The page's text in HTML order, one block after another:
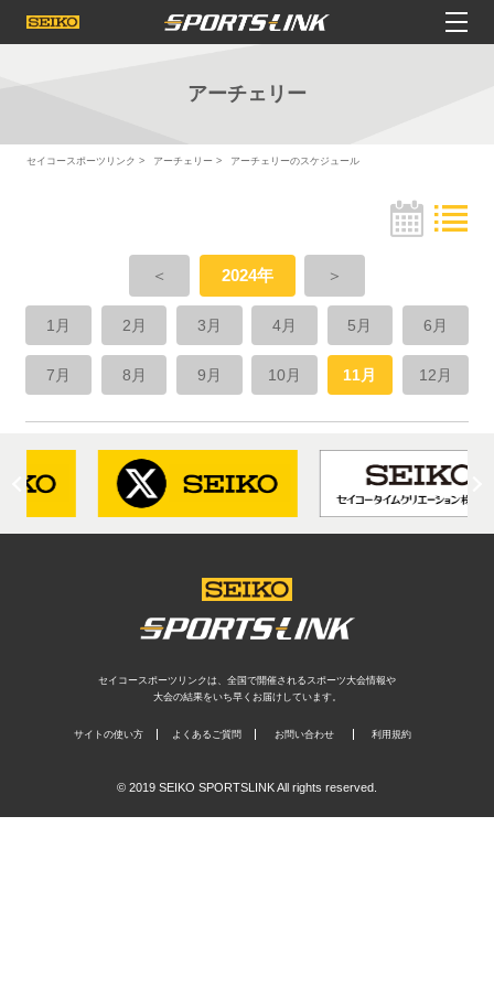
アーチェリー
セイコースポーツリンク アーチェリー アーチェリーのスケジュール
＜ 2024年 ＞
1月 2月 3月 4月 5月 6月
7月 8月 9月 10月 11月 12月
セイコースポーツリンクは、全国で開催されるスポーツ大会情報や
大会の結果をいち早くお届けしています。
サイトの使い方 よくあるご質問 お問い合わせ 利用規約
© 2019 SEIKO SPORTSLINK All rights reserved.